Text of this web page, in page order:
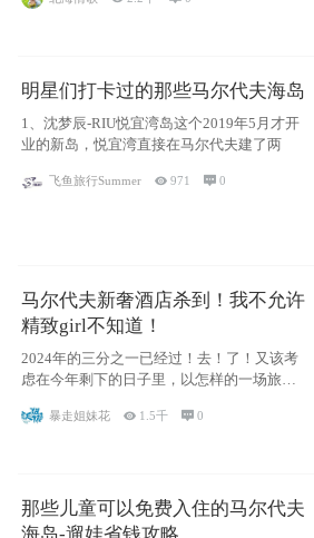
明星们打卡过的那些马尔代夫海岛
1、沈梦辰-RIU悦宜湾岛这个2019年5月才开
业的新岛，悦宜湾直接在马尔代夫建了两
飞鱼旅行Summer 971 0
马尔代夫新奢酒店杀到！我不允许
精致girl不知道！
2024年的三分之一已经过！去！了！又该考
虑在今年剩下的日子里，以怎样的一场旅行
暴走姐妹花  1.5千 0
那些儿童可以免费入住的马尔代夫